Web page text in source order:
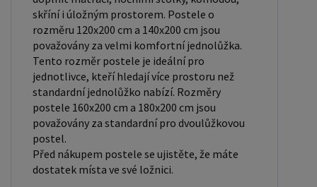
zdravotní problémy, které můžete mít. Laťkový
rošt ZDARMA: Laťkový rošt je ideální volbou pro ty,
kteří hledají kvalitní, pohodlný a cenově dostupný
podklad pod matraci. Laťkový rošt se skládá z
dřevěných lišt, které jsou spojeny textilií. Rošt
poskytuje dobrou podporu těla, cirkulaci vzduchu a
odvádění vlhkosti. Rošt postele je tvořen 12
příčkami, které jsou spojeny textilií, příčky roštu
jsou z masivu borovice. Mezery mezi příčkami jsou
cca 11 cm. Zpracování - lakovaná postel: Lakované
skříní i úložným prostorem. Postele o
rozměru 120x200 cm a 140x200 cm jsou
považovány za velmi komfortní jednolůžka.
Tento rozměr postele je ideální pro
jednotlivce, kteří hledají více prostoru než
standardní jednolůžko nabízí. Rozměry
postele 160x200 cm a 180x200 cm jsou
považovány za standardní pro dvoulůžkovou
postel.
Před nákupem postele se ujistěte, že máte
dostatek místa ve své ložnici.